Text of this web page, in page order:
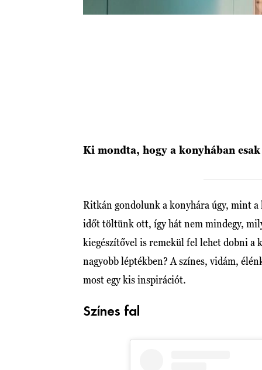
Ki mondta, hogy a konyhában
Ritkán gondolunk a konyhára úgy, mint a
időt töltünk ott, így hát nem mindegy,
kiegészítővel is remekül fel lehet dobni
nagyobb léptékben? A színes, vidám,
most egy kis inspirációt.
Színes fal